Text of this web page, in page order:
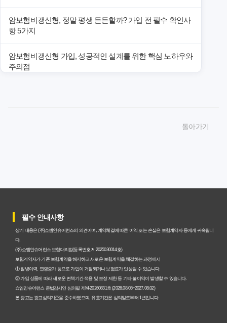
암보험비갱신형, 정말 평생 든든할까? 가입 전 필수 확인사
항 5가지
암보험비갱신형 가입, 성공적인 설계를 위한 핵심 노하우와
주의점
갱신형 암보험과 비갱신형, 어떤 차이가 있을까? 내게 맞는
암보험비갱신형, 평생 고정 보험료의 숨겨진 가치와 현명한
선택 기준
암보험 비갱신형, 왜 지금 선택해야 할까요? 미래 보험료 걱
정 끝내는 방법
갱신형 vs 비갱신형 암보험, 당신에게 더 유리한 선택은? 완
돌아가기
필수 안내사항
상기 내용은 (주)쇼엠인슈어런스의 의견이며, 계약체결에 따른 이익 또는 손실은 보험계약자 등에게 귀속됩니
다.
(주)쇼엠인슈어런스 보험대리점(등록번호 제2025030014호)
보험계약자가 기존 보험계약을 해지하고 새로운 보험계약을 체결하는 과정에서
① 질병이력, 연령증가 등으로 가입이 거절되거나 보험료가 인상될 수 있습니다.
② 가입 상품에 따라 새로운 면책기간 적용 및 보장 제한 등 기타 불이익이 발생할 수 있습니다.
쇼엠인슈어런스 준법감시인 심의필 제M-20260831호 (2026.08.03~2027.08.02)
본 광고는 광고심의기준을 준수하였으며, 유효기간은 심의일로부터 1년입니다.